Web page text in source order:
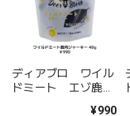
ディアブロ ワイル
ドミート エゾ鹿肉
¥990